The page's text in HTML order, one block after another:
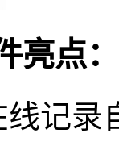
亮点：
记